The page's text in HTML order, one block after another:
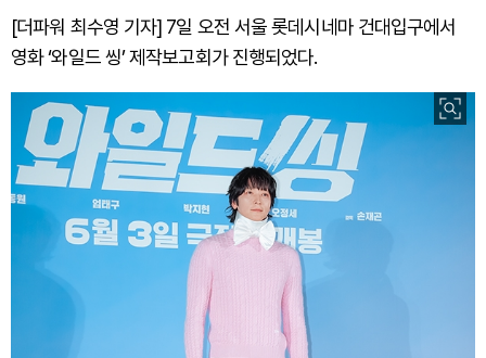
[더파워 최수영 기자] 7일 오전 서울 롯데시네마 건대입구에서
영화 ‘와일드 씽’ 제작보고회가 진행되었다.